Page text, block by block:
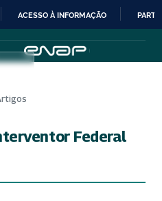
IR
PARA
CONTEÚDO
ACESSO À INFORMAÇÃO
Federal